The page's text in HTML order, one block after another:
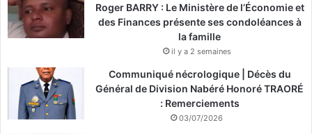
Roger BARRY : Le Ministère de l’Économie et
des Finances présente ses condoléances à
la famille
il y a 2 semaines
Communiqué nécrologique | Décès du
Général de Division Nabéré Honoré TRAORÉ
: Remerciements
03/07/2026